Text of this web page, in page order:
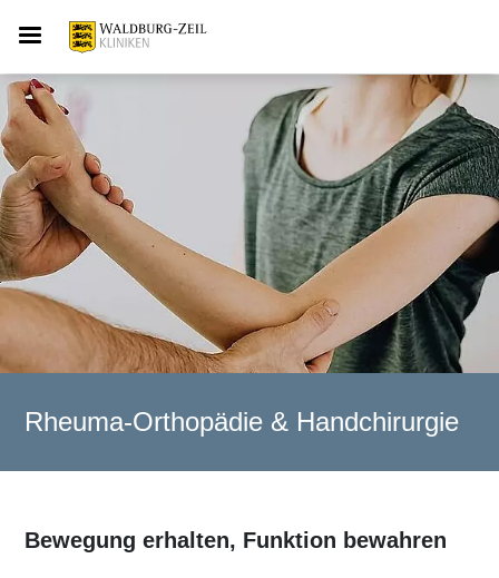
Rheuma-Orthopädie & Handchirurgie
Bewegung erhalten, Funktion bewahren